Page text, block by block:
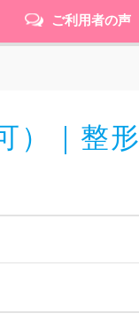
ご利用者の声
）｜整